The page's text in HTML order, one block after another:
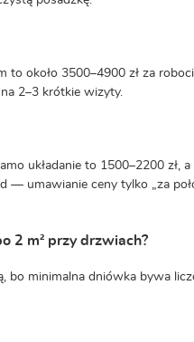
to około 3500–4900 zł za
2–3 krótkie wizyty.
układanie to 1500–2200 zł,
— umawianie ceny tylko „za
2 m² przy drzwiach?
bo minimalna dniówka bywa